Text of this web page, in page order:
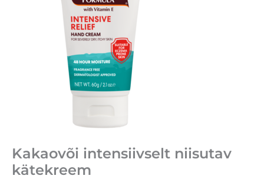
Kakaovõi intensiivselt niisutav
kätekreem